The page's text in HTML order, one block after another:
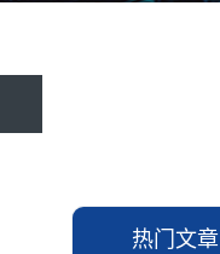
热门文章